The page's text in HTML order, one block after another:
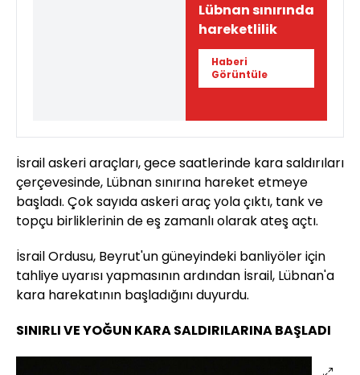
Lübnan sınırında
hareketlilik
Haberi
Görüntüle
İsrail askeri araçları, gece saatlerinde kara saldırıları
çerçevesinde, Lübnan sınırına hareket etmeye
başladı. Çok sayıda askeri araç yola çıktı, tank ve
topçu birliklerinin de eş zamanlı olarak ateş açtı.
İsrail Ordusu, Beyrut'un güneyindeki banliyöler için
tahliye uyarısı yapmasının ardından İsrail, Lübnan'a
kara harekatının başladığını duyurdu.
SINIRLI VE YOĞUN KARA SALDIRILARINA BAŞLADI